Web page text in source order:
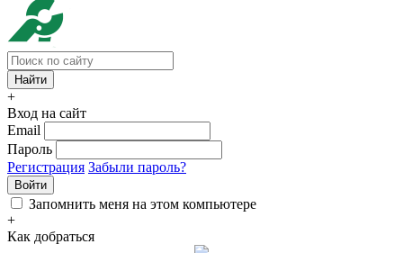
+
Вход на сайт
Email
Пароль
Регистрация Забыли пароль?
Войти
Запомнить меня на этом компьютере
+
Как добраться